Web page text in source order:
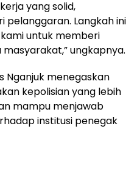
yang solid,
pelanggaran. Langkah ini
untuk memberi
ungkapnya.
Nganjuk menegaskan
kepolisian yang lebih
mampu menjawab
institusi penegak